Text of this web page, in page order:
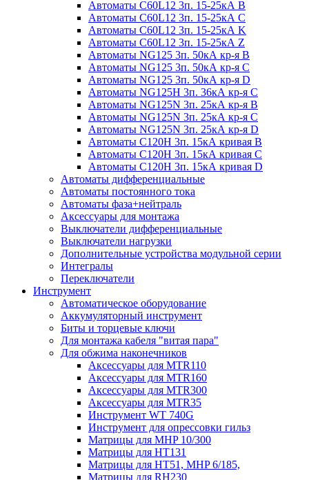
Автоматы C60L12 3п. 15-25кА B
Автоматы C60L12 3п. 15-25кА C
Автоматы C60L12 3п. 15-25кА K
Автоматы C60L12 3п. 15-25кА Z
Автоматы NG125 3п. 50кА кр-я B
Автоматы NG125 3п. 50кА кр-я C
Автоматы NG125 3п. 50кА кр-я D
Автоматы NG125H 3п. 36кА кр-я C
Автоматы NG125N 3п. 25кА кр-я B
Автоматы NG125N 3п. 25кА кр-я C
Автоматы NG125N 3п. 25кА кр-я D
Автоматы С120Н 3п. 15кА кривая B
Автоматы С120Н 3п. 15кА кривая C
Автоматы С120Н 3п. 15кА кривая D
Автоматы дифференциальные
Автоматы постоянного тока
Автоматы фаза+нейтраль
Аксессуары для монтажа
Выключатели дифференциальные
Выключатели нагрузки
Дополнительные устройства модульной серии
Интегралы
Переключатели
Инструмент
Автоматическое оборудование
Аккумуляторный инструмент
Биты и торцевые ключи
Для монтажа кабеля "витая пара"
Для обжима наконечников
Аксессуары для MTR110
Аксессуары для MTR160
Аксессуары для MTR300
Аксессуары для MTR35
Инструмент WT 740G
Инструмент для опрессовки гильз
Матрицы для MHP 10/300
Матрицы для НТ131
Матрицы для НТ51, MHP 6/185,
Матрицы для RH230